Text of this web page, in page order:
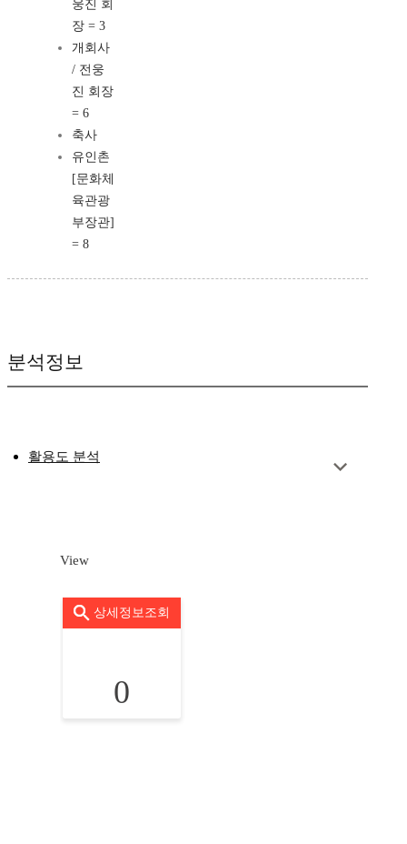
웅진 회
장 = 3
개회사
/ 전웅
진 회장
= 6
축사
유인촌
[문화체
육관광
부장관]
= 8
분석정보
활용도 분석
View
상세정보조회
0